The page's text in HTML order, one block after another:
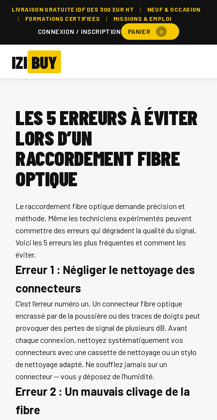
LIVRAISON GRATUITE IDF DES 300 EUR HT |
NEUF & OCCASION
|
FORMATIONS CERTIFIEES | MISSIONS & EMPLOI
CONNEXION / INSCRIPTION PANIER 0
IZI BUY
LES 5 ERREURS À ÉVITER
LORS D’UN
RACCORDEMENT FIBRE
OPTIQUE
Le raccordement fibre optique demande précision et
méthode. Même les techniciens expérimentés peuvent
commettre des erreurs qui dégradent la qualité du signal.
Voici les 5 erreurs les plus fréquentes et comment les
éviter.
Erreur 1 : Négliger le nettoyage des
connecteurs
C’est l’erreur numéro un. Un connecteur fibre optique
encrassé par de la poussière ou des traces de doigts peut
provoquer des pertes de signal de plusieurs dB. Avant
chaque connexion, nettoyez systématiquement vos
connecteurs avec une cassette de nettoyage ou un stylo
de nettoyage adapté. Ne soufflez jamais sur un
connecteur — vous y déposez de l’humidité.
Erreur 2 : Un mauvais clivage de la
fibre